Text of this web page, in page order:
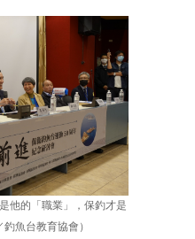
他的「職業」，保釣才是
魚台教育協會）